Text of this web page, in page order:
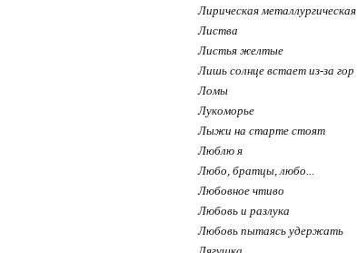
Лирическая металлургическая
Листва
Листья желтые
Лишь солнце встает из-за гор
Ломы
Лукоморье
Лыжи на старте стоят
Люблю я
Любо, братцы, любо...
Любовное чтиво
Любовь и разлука
Любовь пытаясь удержать